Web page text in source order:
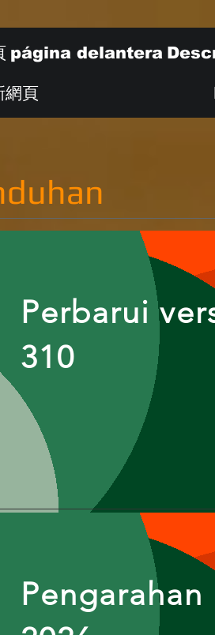
página delantera
網頁
Perbarui
310